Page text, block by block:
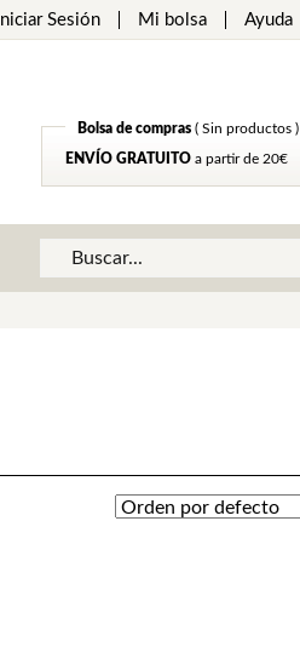
Iniciar Sesión Mi bolsa Ayuda
Bolsa de compras ( Sin productos )
ENVÍO GRATUITO a partir de 20€